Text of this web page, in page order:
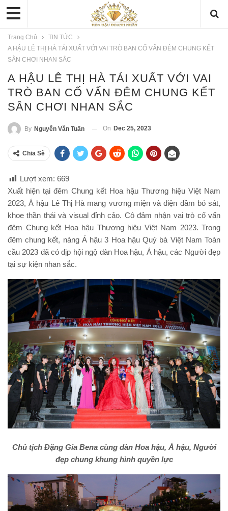
Trang Chủ
TIN TỨC
A HẬU LÊ THỊ HÀ TÁI XUẤT VỚI VAI TRÒ BAN CỐ VẤN ĐÊM CHUNG KẾT
SÂN CHƠI NHAN SẮC
A HẬU LÊ THỊ HÀ TÁI XUẤT VỚI VAI
TRÒ BAN CỐ VẤN ĐÊM CHUNG KẾT
SÂN CHƠI NHAN SẮC
By Nguyễn Văn Tuấn On Dec 25, 2023
Chia Sẽ
Lượt xem: 669
Xuất hiện tại đêm Chung kết Hoa hậu Thương hiệu Việt Nam
2023, Á hậu Lê Thị Hà mang vương miện và diện đầm bó sát,
khoe thần thái và visual đỉnh cảo. Cô đảm nhận vai trò cố vấn
đêm Chung kết Hoa hậu Thương hiệu Việt Nam 2023. Trong
đêm chung kết, nàng Á hậu 3 Hoa hậu Quý bà Việt Nam Toàn
cầu 2023 đã có dịp hội ngộ dàn Hoa hậu, Á hậu, các Người đẹp
tại sự kiện nhan sắc.
Chủ tịch Đặng Gia Bena cùng dàn Hoa hậu, Á hậu, Người
đẹp chung khung hình quyền lực